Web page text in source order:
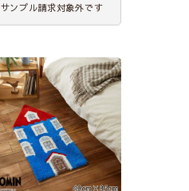
サンプル請求対象外です